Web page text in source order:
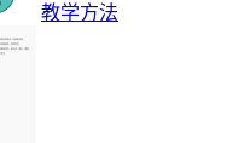
教学方法